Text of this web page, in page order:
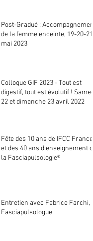
Post-Gradué : Accompagnement
de la femme enceinte, 19-20-21
mai 2023
Colloque GIF 2023 - Tout est
digestif, tout est évolutif ! Samedi
22 et dimanche 23 avril 2022
Fête des 10 ans de IFCC France
et des 40 ans d'enseignement de
la Fasciapulsologie®
Entretien avec Fabrice Farchi,
Fasciapulsologue